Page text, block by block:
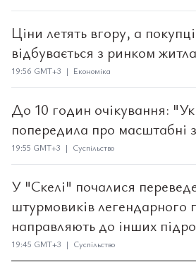
Ціни летять вгору, а
відбувається з ринком
19:56 GMT+3 | Економіка
До 10 годин очікування:
попередила про масштабні
19:55 GMT+3 | Суспільство
У "Скелі" почалися
штурмовиків легендарного
направляють до інших
19:45 GMT+3 | Суспільство